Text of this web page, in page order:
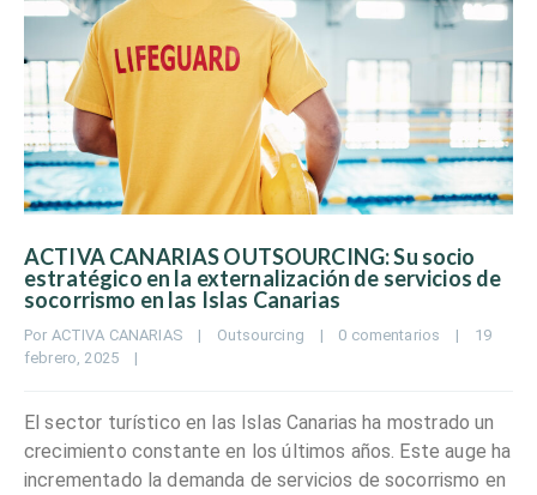
ACTIVA CANARIAS OUTSOURCING: Su socio
estratégico en la externalización de servicios de
socorrismo en las Islas Canarias
Por ACTIVA CANARIAS | Outsourcing | 0 comentarios |
19
febrero, 2025 |
El sector turístico en las Islas Canarias ha mostrado un
crecimiento constante en los últimos años. Este auge ha
incrementado la demanda de servicios de socorrismo en